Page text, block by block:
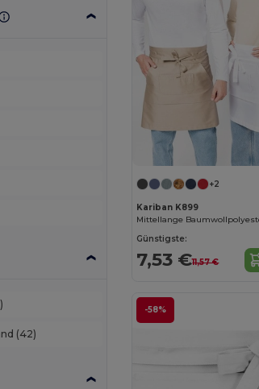
(42)
+2
Kariban K899
Mittellange
Günstigste:
7,53 €11,57 €
-58%